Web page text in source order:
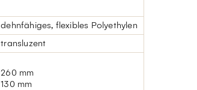
dehnfähiges, flexibles Polyethylen
transluzent
260 mm
130 mm